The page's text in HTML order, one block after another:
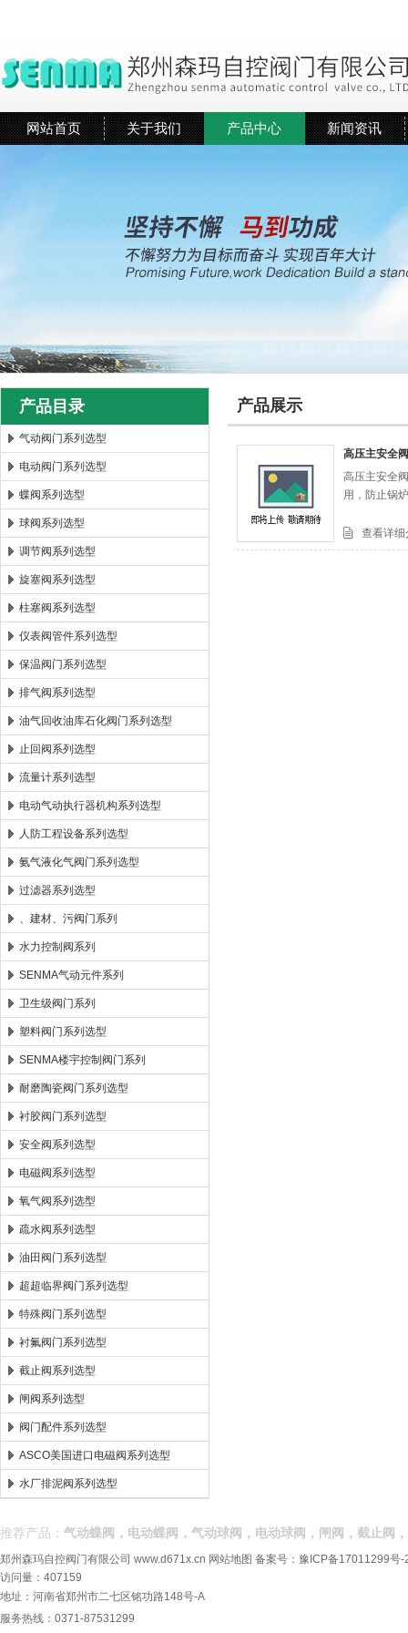
郑州森玛自控阀门有限公司
网站首页 关于我们 产品中心 新闻资讯
产品目录
气动阀门系列选型
电动阀门系列选型
蝶阀系列选型
球阀系列选型
调节阀系列选型
旋塞阀系列选型
柱塞阀系列选型
仪表阀管件系列选型
保温阀门系列选型
排气阀系列选型
油气回收油库石化阀门系列选型
止回阀系列选型
流量计系列选型
电动气动执行器机构系列选型
人防工程设备系列选型
氨气液化气阀门系列选型
过滤器系列选型
、建材、污阀门系列
水力控制阀系列
SENMA气动元件系列
卫生级阀门系列
塑料阀门系列选型
SENMA楼宇控制阀门系列
耐磨陶瓷阀门系列选型
衬胶阀门系列选型
安全阀系列选型
电磁阀系列选型
氧气阀系列选型
疏水阀系列选型
油田阀门系列选型
超超临界阀门系列选型
特殊阀门系列选型
衬氟阀门系列选型
截止阀系列选型
闸阀系列选型
阀门配件系列选型
ASCO美国进口电磁阀系列选型
水厂排泥阀系列选型
产品展示
高压主安全
高压主安全
用，防止锅
查看详细
推荐产品： 气动蝶阀，电动蝶阀，气动球阀，电动球阀，闸阀，截止阀
郑州森玛自控阀门有限公司 www.d671x.cn 网站地图 备案号： 豫ICP备17011299号-
访问量：407159
地址：河南省郑州市二七区铭功路148号-A
服务热线：0371-87531299